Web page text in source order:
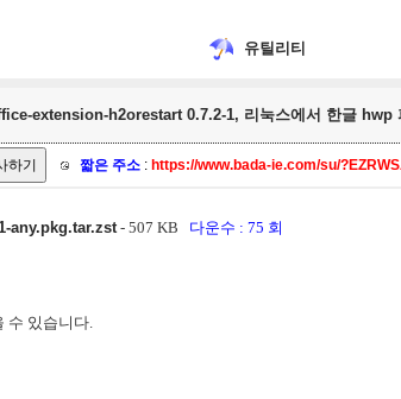
유틸리티
extension-h2orestart 0.7.2-1, 리눅스에서 한글 hwp
짧은 주소 : https://www.bada-ie.com/su/
any.pkg.tar.zst- 507 KB 다운수 : 75 회
수 있습니다.